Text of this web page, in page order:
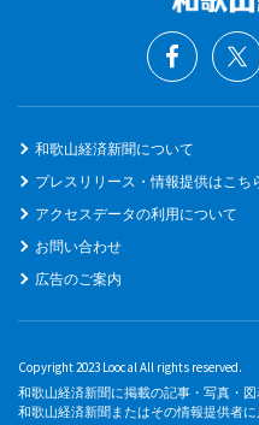
和歌山経済新聞について
プレスリリース・情報提供はこち
アクセスデータの利用について
お問い合わせ
広告のご案内
Copyright 2023 Loocal All rights reserved.
和歌山経済新聞に掲載の記事・写真・
和歌山経済新聞またはその情報提供者に